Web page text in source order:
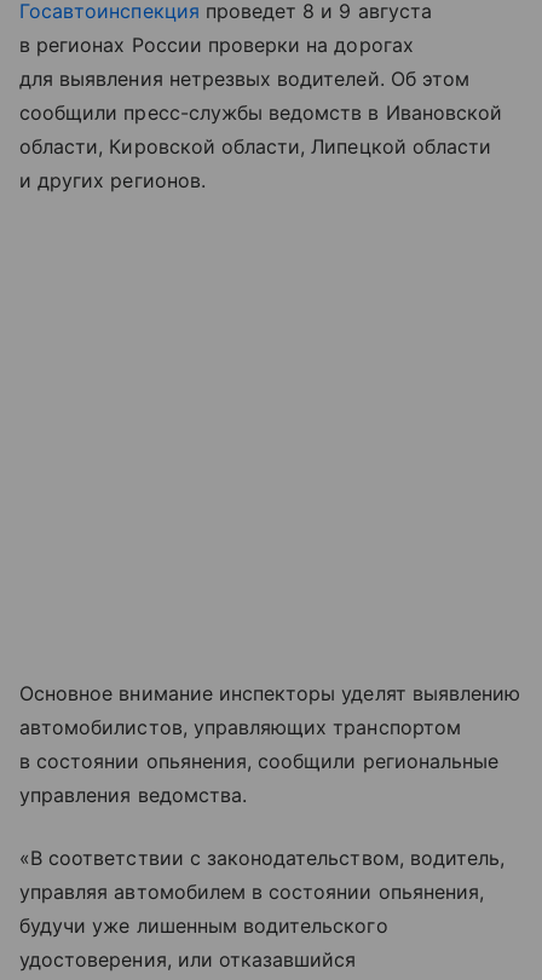
Госавтоинспекция проведет 8 и 9 августа
в регионах России проверки на дорогах
для выявления нетрезвых водителей. Об этом
сообщили пресс-службы ведомств в Ивановской
области, Кировской области, Липецкой области
и других регионов.
Основное внимание инспекторы уделят выявлению
автомобилистов, управляющих транспортом
в состоянии опьянения, сообщили региональные
управления ведомства.
«В соответствии с законодательством, водитель,
управляя автомобилем в состоянии опьянения,
будучи уже лишенным водительского
удостоверения, или отказавшийся